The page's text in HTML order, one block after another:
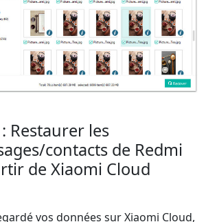
Restaurer les
contacts de Redmi
de Xiaomi Cloud
vos données sur Xiaomi Cloud,